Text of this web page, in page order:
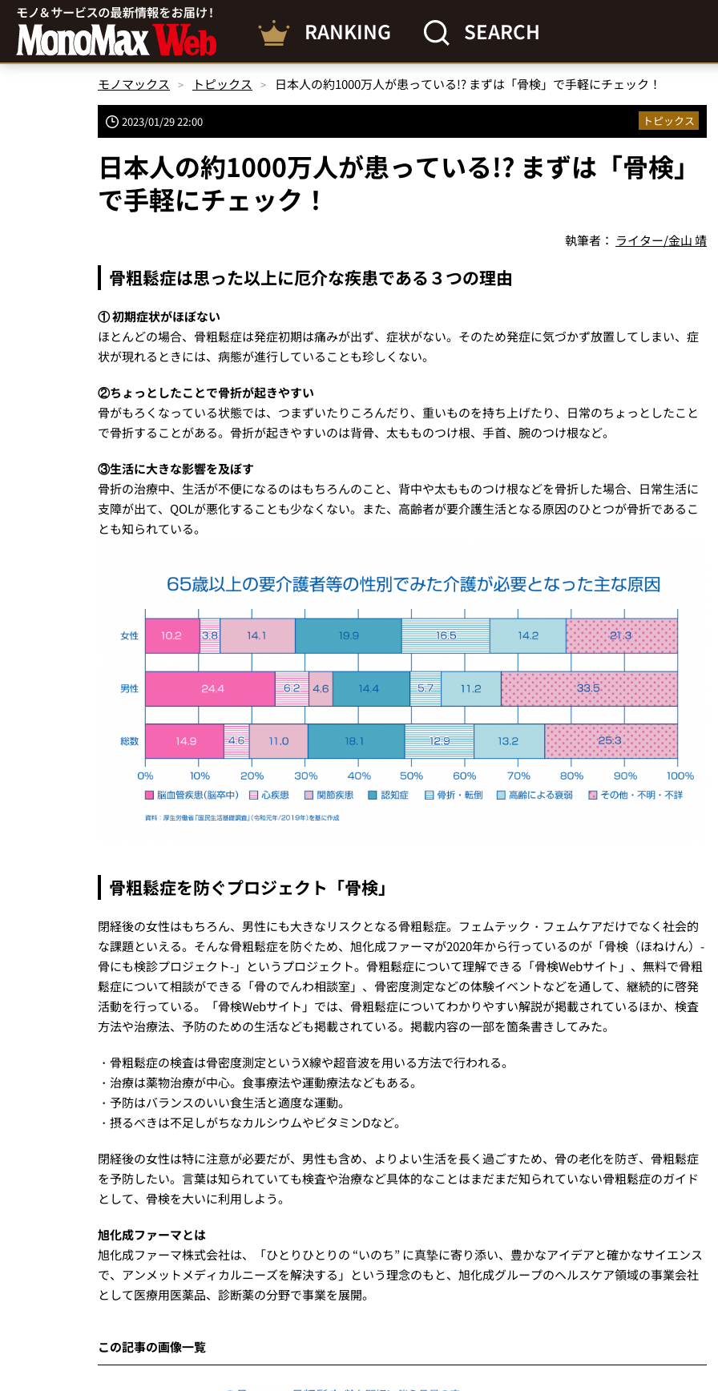
RANKING SEARCH
モノマックス トピックス 日本人の約1000万人が患っている!? まずは「骨検」で手軽にチェック！
2023/01/29 22:00 トピックス
日本人の約1000万人が患っている!? まずは「骨検」
で手軽にチェック！
執筆者： ライター/金山 靖
骨粗鬆症は思った以上に厄介な疾患である３つの理由
① 初期症状がほぼない
ほとんどの場合、骨粗鬆症は発症初期は痛みが出ず、症状がない。そのため発症に気づかず放置してしまい、症
状が現れるときには、病態が進行していることも珍しくない。
②ちょっとしたことで骨折が起きやすい
骨がもろくなっている状態では、つまずいたりころんだり、重いものを持ち上げたり、日常のちょっとしたこと
で骨折することがある。骨折が起きやすいのは背骨、太もものつけ根、手首、腕のつけ根など。
③生活に大きな影響を及ぼす
骨折の治療中、生活が不便になるのはもちろんのこと、背中や太もものつけ根などを骨折した場合、日常生活に
支障が出て、QOLが悪化することも少なくない。また、高齢者が要介護生活となる原因のひとつが骨折であるこ
とも知られている。
骨粗鬆症を防ぐプロジェクト「骨検」
閉経後の女性はもちろん、男性にも大きなリスクとなる骨粗鬆症。フェムテック・フェムケアだけでなく社会的
な課題といえる。そんな骨粗鬆症を防ぐため、旭化成ファーマが2020年から行っているのが「骨検（ほねけん）-
骨にも検診プロジェクト-」というプロジェクト。骨粗鬆症について理解できる「骨検Webサイト」、無料で骨粗
鬆症について相談ができる「骨のでんわ相談室」、骨密度測定などの体験イベントなどを通して、継続的に啓発
活動を行っている。「骨検Webサイト」では、骨粗鬆症についてわかりやすい解説が掲載されているほか、検査
方法や治療法、予防のための生活なども掲載されている。掲載内容の一部を箇条書きしてみた。
・骨粗鬆症の検査は骨密度測定というX線や超音波を用いる方法で行われる。
・治療は薬物治療が中心。食事療法や運動療法などもある。
・予防はバランスのいい食生活と適度な運動。
・摂るべきは不足しがちなカルシウムやビタミンDなど。
閉経後の女性は特に注意が必要だが、男性も含め、よりよい生活を長く過ごすため、骨の老化を防ぎ、骨粗鬆症
を予防したい。言葉は知られていても検査や治療など具体的なことはまだまだ知られていない骨粗鬆症のガイド
として、骨検を大いに利用しよう。
旭化成ファーマとは
旭化成ファーマ株式会社は、「ひとりひとりの “いのち” に真摯に寄り添い、豊かなアイデアと確かなサイエンス
で、アンメットメディカルニーズを解決する」という理念のもと、旭化成グループのヘルスケア領域の事業会社
として医療用医薬品、診断薬の分野で事業を展開。
この記事の画像一覧